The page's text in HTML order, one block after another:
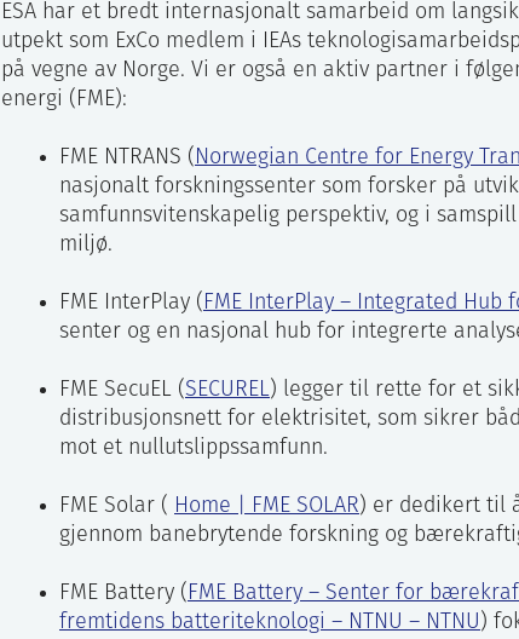
ESA har et bredt internasjonalt samarbeid om
utpekt som ExCo medlem i IEAs
på vegne av Norge. Vi er også en aktiv partner i
energi (FME):
FME NTRANS ( Norwegian Centre for Energy
nasjonalt forskningssenter som forsker på
samfunnsvitenskapelig perspektiv, og i
miljø.
FME InterPlay ( FME InterPlay – Integrated Hub
senter og en nasjonal hub for integrerte
FME SecuEL (SECUREL) legger til rette for et
distribusjonsnett for elektrisitet, som sikrer
mot et nullutslippssamfunn.
FME Solar ( Home | FME SOLAR) er dedikert til
gjennom banebrytende forskning og
FME Battery ( FME Battery – Senter for
fremtidens batteriteknologi – NTNU – NTNU)